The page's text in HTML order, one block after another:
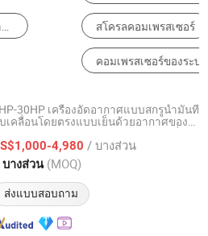
หน่วยคอมเพรสเซอร์
คอมเพรสเซอร์สำหรับรถยนต์
30HP เครื่องอัดอากาศแบบสกรูน้ำมันที่
เคลื่อนโดยตรงแบบเย็นด้วยอากาศของ
ความเย็น และตัวกรอง
4,980 / บางส่วน
บางส่วน (MOQ)
ส่งแบบสอบถาม
Co., Ltd
อัตราจาก 2023